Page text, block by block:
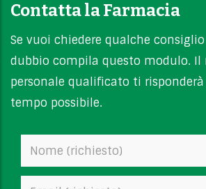
Contatta la Farmacia
Se vuoi chiedere qualche
dubbio compila questo modulo. Il
personale qualificato ti
tempo possibile.